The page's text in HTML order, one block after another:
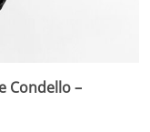
Condello –